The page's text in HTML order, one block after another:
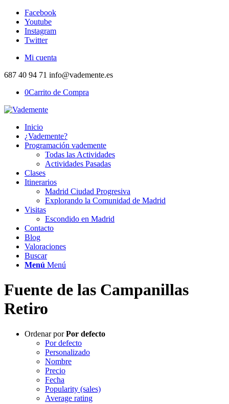
Facebook
Youtube
Instagram
Twitter
Mi cuenta
687 40 94 71 info@vademente.es
0Carrito de Compra
Inicio
¿Vademente?
Programación vademente
Todas las Actividades
Actividades Pasadas
Clases
Itinerarios
Madrid Ciudad Progresiva
Explorando la Comunidad de Madrid
Visitas
Escondido en Madrid
Contacto
Blog
Valoraciones
Buscar
Menú Menú
Fuente de las Campanillas
Retiro
Ordenar porPor defecto
Por defecto
Personalizado
Nombre
Precio
Fecha
Popularity (sales)
Average rating